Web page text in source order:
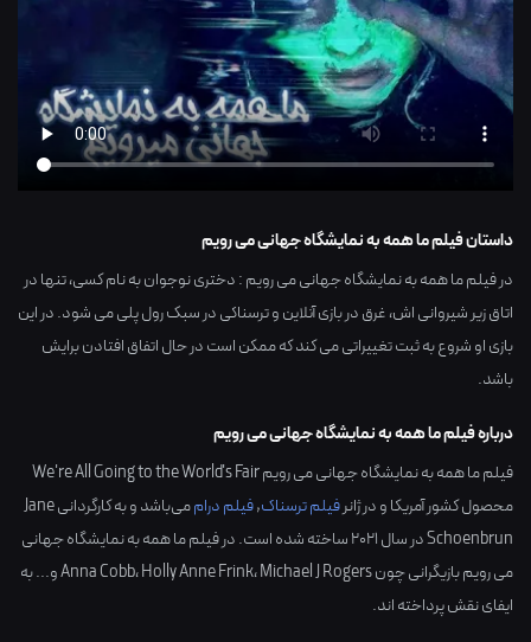
داستان فیلم ما همه به نمایشگاه جهانی می رویم
در فیلم ما همه به نمایشگاه جهانی می رویم : دختری نوجوان به نام کسی، تنها در
اتاق زیر شیروانی اش، غرق در بازی آنلاین و ترسناکی در سبک رول پلی می شود. در این
بازی او شروع به ثبت تغییراتی می کند که ممکن است در حال اتفاق افتادن برایش
باشد.
درباره فیلم ما همه به نمایشگاه جهانی می رویم
فیلم ما همه به نمایشگاه جهانی می رویم We're All Going to the World's Fair
محصول کشورآمریکاو در ژانرفیلم ترسناک,فیلم دراممی‌باشد و به کارگردانیJane
Schoenbrunدر سال2021ساخته شده است. در فیلم ما همه به نمایشگاه جهانی
می رویم بازیگرانی چون
Anna Cobb،Holly Anne Frink،Michael J Rogers
و... به
ایفای نقش پرداخته اند.